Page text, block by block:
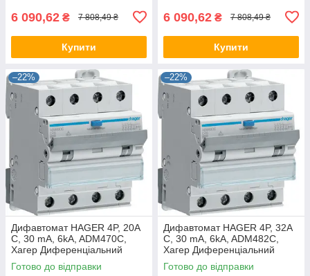
6 090,62 ₴ 7 808,49 ₴
Купити
6 090,62 ₴ 7 808,49 ₴
Купити
–22%
Дифавтомат HAGER 4P, 20A
C, 30 mA, 6kA, ADM470C,
Хагер Диференціальний
автоматичний вимикач, АВДТ
Готово до відправки
–22%
Дифавтомат HAGER 4P, 32A
C, 30 mA, 6kA, ADM482C,
Хагер Диференціальний
автоматичний вимикач, АВДТ
Готово до відправки